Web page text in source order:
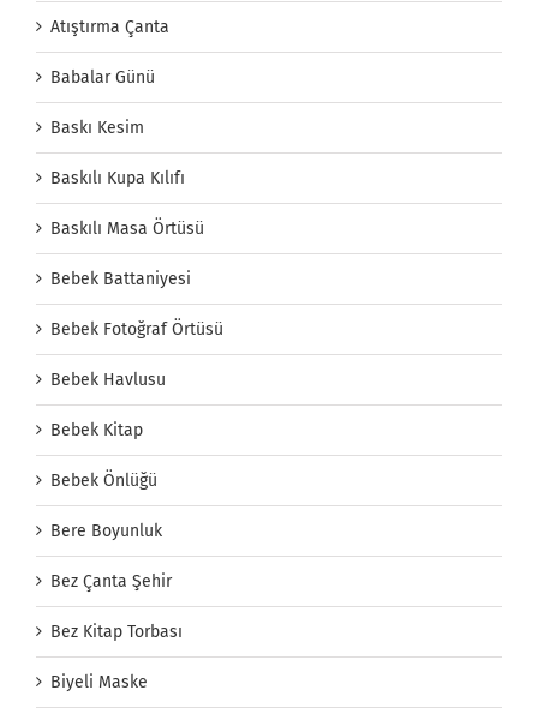
Atıştırma Çanta
Babalar Günü
Baskı Kesim
Baskılı Kupa Kılıfı
Baskılı Masa Örtüsü
Bebek Battaniyesi
Bebek Fotoğraf Örtüsü
Bebek Havlusu
Bebek Kitap
Bebek Önlüğü
Bere Boyunluk
Bez Çanta Şehir
Bez Kitap Torbası
Biyeli Maske